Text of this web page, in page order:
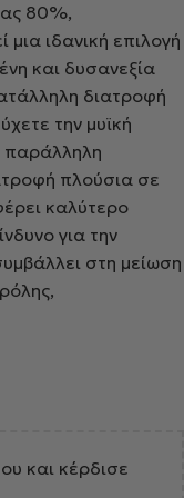
80%,
μια ιδανική επιλογή
και δυσανεξία
διατροφή
την μυϊκή
παράλληλη
πλούσια σε
καλύτερο
για την
στη μείωση
και κέρδισε